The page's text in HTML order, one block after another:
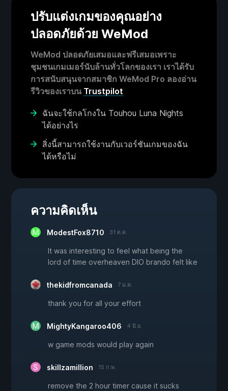
ปรับแต่งเกมของคุณอย่าง
ปลอดภัยด้วย WeMod
WeMod ปลอดภัยเสมอและฟรีเสมอเพราะ
ชุมชนเกมเมอร์นับล้านทั่วโลกของเรา เราได้รับ
การสนับสนุนจากสมาชิก WeMod Pro ลองอ่าน
รีวิวของเราบน Trustpilot
ฉันจะใช้กลโกงใน Touhou Luna Nights
ได้อย่างไร
สิ่งนี้สามารถใช้งานกับเวอร์ชันเกมของฉัน
ได้หรือไม่
ความคิดเห็น
ModestFox8710 31 ต.ค.
It was interesting to feel what being the
lord of time overheaven DIO brando felt like
thekidfromcanada 7 ม.ค.
thank you for all your effort
MightyKangaroo406 4 มิ.ย.
w game mods would play again
skillzamillion 15 ก.พ.
remove the 2 hour timer cause it sucks